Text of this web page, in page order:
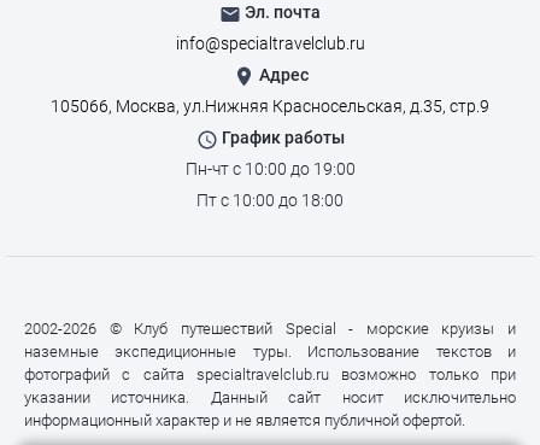
Эл. почта
info@specialtravelclub.ru
Адрес
105066, Москва, ул.Нижняя Красносельская, д.35, стр.9
График работы
Пн-чт с 10:00 до 19:00
Пт с 10:00 до 18:00
2002-2026 © Клуб путешествий Special - морские круизы и
наземные экспедиционные туры. Использование текстов и
фотографий с сайта specialtravelclub.ru возможно только при
указании источника. Данный сайт носит исключительно
информационный характер и не является публичной офертой.